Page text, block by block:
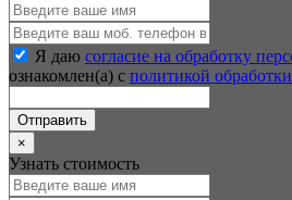
Я даю согласие на обработку
ознакомлен(а) с политикой
Отправить
×
Узнать стоимость